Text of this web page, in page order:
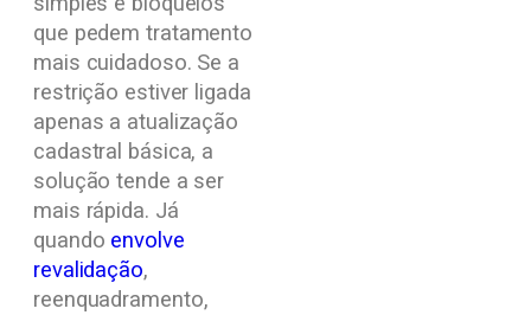
que pedem tratamento
mais cuidadoso. Se a
restrição estiver ligada
apenas a atualização
cadastral básica, a
solução tende a ser
mais rápida. Já
quando envolve
revalidação,
reenquadramento,